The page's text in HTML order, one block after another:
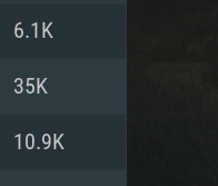
6.1K
35K
10.9K